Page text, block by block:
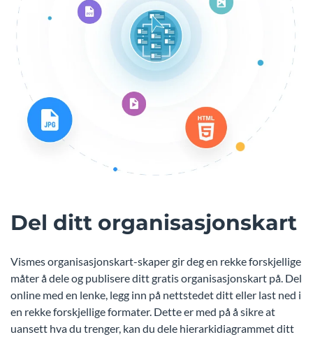
Del ditt organisasjonskart
Vismes organisasjonskart-skaper gir deg en rekke forskjellige
måter å dele og publisere ditt gratis organisasjonskart på. Del
online med en lenke, legg inn på nettstedet ditt eller last ned i
en rekke forskjellige formater. Dette er med på å sikre at
uansett hva du trenger, kan du dele hierarkidiagrammet ditt